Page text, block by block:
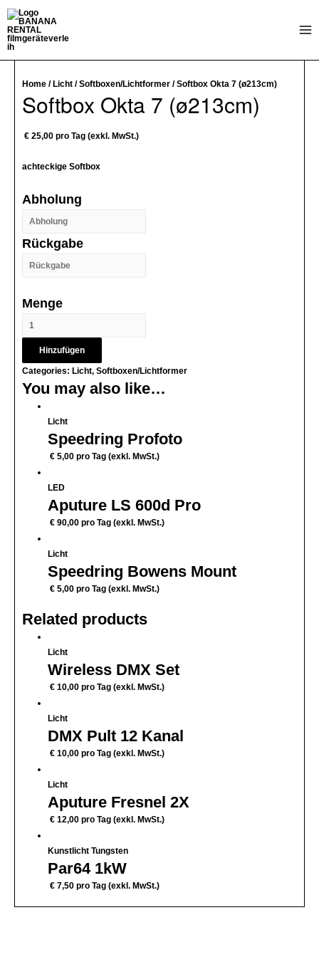
Zum
Inhalt
springen
Home / Licht /Softboxen/Lichtformer / Softbox Okta 7 (ø213cm)
Softbox Okta 7 (ø213cm)
€ 25,00 pro Tag (exkl. MwSt.)
achteckige Softbox
Abholung
Rückgabe
Menge
Hinzufügen
Categories: Licht, Softboxen/Lichtformer
You may also like…
Licht
Speedring Profoto
€ 5,00 pro Tag (exkl. MwSt.)
LED
Aputure LS 600d Pro
€ 90,00 pro Tag (exkl. MwSt.)
Licht
Speedring Bowens Mount
€ 5,00 pro Tag (exkl. MwSt.)
Related products
Licht
Wireless DMX Set
€ 10,00 pro Tag (exkl. MwSt.)
Licht
DMX Pult 12 Kanal
€ 10,00 pro Tag (exkl. MwSt.)
Licht
Aputure Fresnel 2X
€ 12,00 pro Tag (exkl. MwSt.)
Kunstlicht Tungsten
Par64 1kW
€ 7,50 pro Tag (exkl. MwSt.)